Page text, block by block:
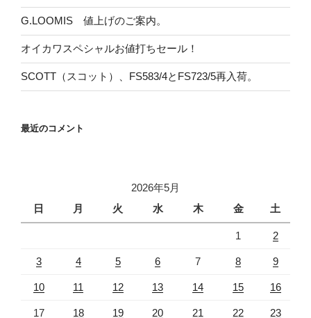
G.LOOMIS 値上げのご案内。
オイカワスペシャルお値打ちセール！
SCOTT（スコット）、FS583/4とFS723/5再入荷。
最近のコメント
2026年5月
日
月 火 水 木 金 土
1 2
3 4 5 6 7 8 9
10 11 12 13 14 15 16
17 18 19 20 21 22 23